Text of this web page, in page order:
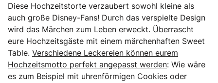
Diese Hochzeitstorte verzaubert sowohl kleine als
auch große Disney-Fans! Durch das verspielte Design
wird das Märchen zum Leben erweckt. Überrascht
eure Hochzeitsgäste mit einem märchenhaften Sweet
Table. Verschiedene Leckereien können eurem
Hochzeitsmotto perfekt angepasst werden: Wie wäre
es zum Beispiel mit uhrenförmigen Cookies oder